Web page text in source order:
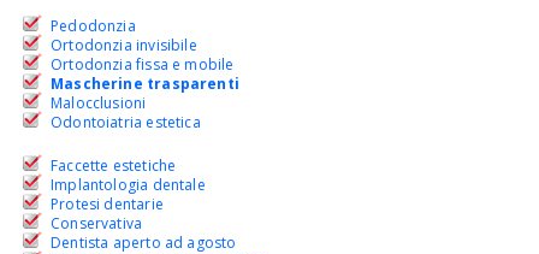
Pedodonzia
Ortodonzia invisibile
Ortodonzia fissa e mobile
Mascherine trasparenti
Malocclusioni
Odontoiatria estetica
Faccette estetiche
Implantologia dentale
Protesi dentarie
Conservativa
Dentista aperto ad agosto